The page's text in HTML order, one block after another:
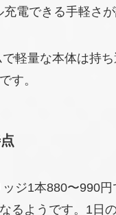
充電できる手軽さ
で軽量な本体は持
す。
ジ1本880〜990円
るようです。1日